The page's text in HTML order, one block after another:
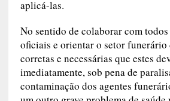
aplicá-las.
No sentido de colaborar com
oficiais e orientar o setor funerário
corretas e necessárias que estes
imediatamente, sob pena de
contaminação dos agentes